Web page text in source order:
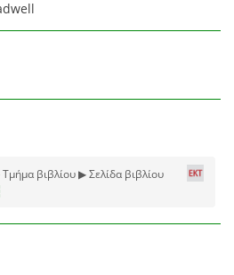
βιβλίου ▶ Σελίδα βιβλίου